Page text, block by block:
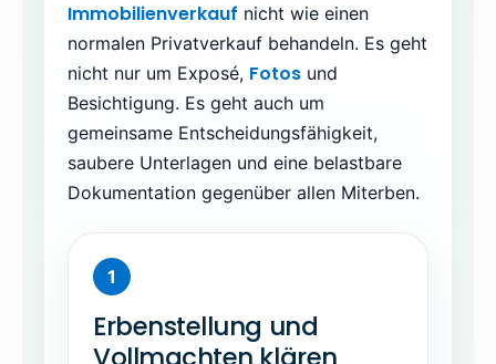
Immobilienverkauf nicht wie einen
normalen Privatverkauf behandeln. Es geht
nicht nur um Exposé, Fotos und
Besichtigung. Es geht auch um
gemeinsame Entscheidungsfähigkeit,
saubere Unterlagen und eine belastbare
Dokumentation gegenüber allen Miterben.
Erbenstellung und